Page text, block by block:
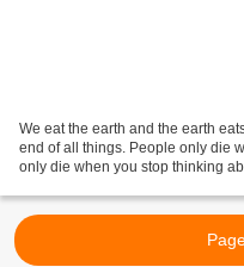
We eat the earth and the earth
end of all things. People only die
only die when you stop thinking